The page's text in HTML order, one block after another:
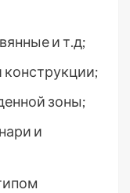
и т.д;
зоны;
и